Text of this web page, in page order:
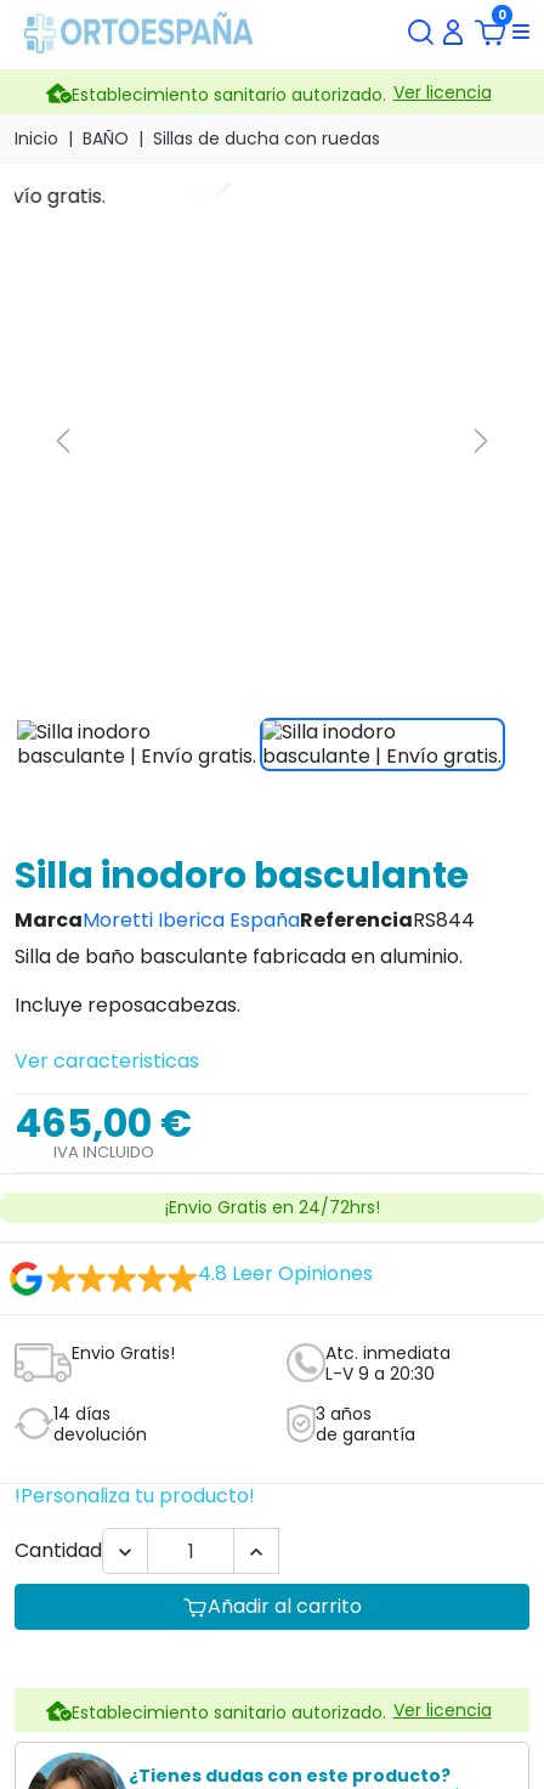
0
Establecimiento sanitario autorizado. Ver licencia
Inicio
BAÑO Sillas de ducha con ruedas
Previous
Marca
¡Envio Gratis en 24/72hrs!
Envio Gratis!
Atc. inmediata
L-V 9 a 20:30
14 días
devolución
3 años
de garantía
!Personaliza tu producto!
Cantidad 
Establecimiento sanitario autorizado. Ver licencia
¿Tienes dudas con este producto?
experto sin compromiso.
Profesionales
Plan para empresas Ortoespaña
Profesionales de la salud
Centros de educación especial
Residencias
Hoteles
957845707
Descripción